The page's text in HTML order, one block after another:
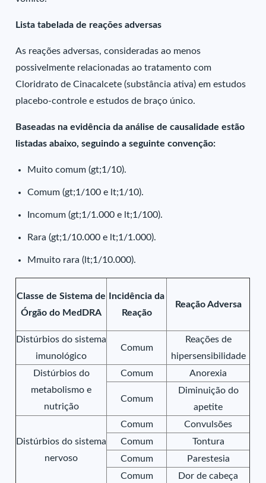
Lista tabelada de reações adversas
As reações adversas, consideradas ao menos
possivelmente relacionadas ao tratamento com
Cloridrato de Cinacalcete (substância ativa) em estudos
placebo-controle e estudos de braço único.
Baseadas na evidência da análise de causalidade estão
listadas abaixo, seguindo a seguinte convenção:
Muito comum (gt;1/10).
Comum (gt;1/100 e lt;1/10).
Incomum (gt;1/1.000 e lt;1/100).
Rara (gt;1/10.000 e lt;1/1.000).
Mmuito rara (lt;1/10.000).
Classe de Sistema de
Órgão do MedDRA
Incidência da
Reação
Reação Adversa
Distúrbios do sistema
imunológico
Comum
Reações de
hipersensibilidade
Distúrbios do
metabolismo e
nutrição
Comum Anorexia
Comum
Diminuição do
apetite
Distúrbios do sistema
nervoso
Comum
Convulsões
Comum
Tontura
Comum
Parestesia
Comum
Dor de cabeça